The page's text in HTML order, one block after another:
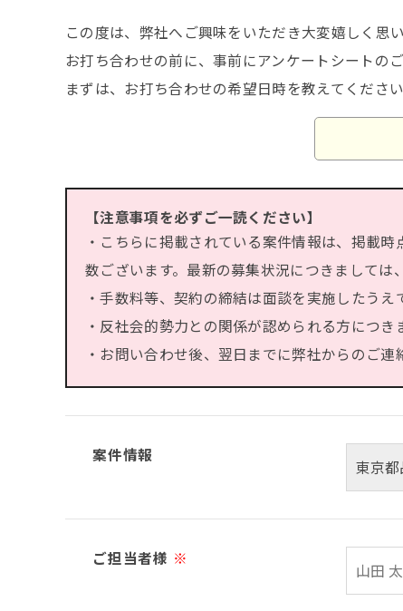
この度は、弊社へご興味をいただき大変嬉しく思い
お打ち合わせの前に、事前にアンケートシートの
まずは、お打ち合わせの希望日時を教えてください
【注意事項を必ずご一読ください】
・こちらに掲載されている案件情報は、掲載
数ございます。最新の募集状況につきましては
・手数料等、契約の締結は面談を実施したう
・反社会的勢力との関係が認められる方につ
・お問い合わせ後、翌日までに弊社からのご
案件情報
ご担当者様 ※